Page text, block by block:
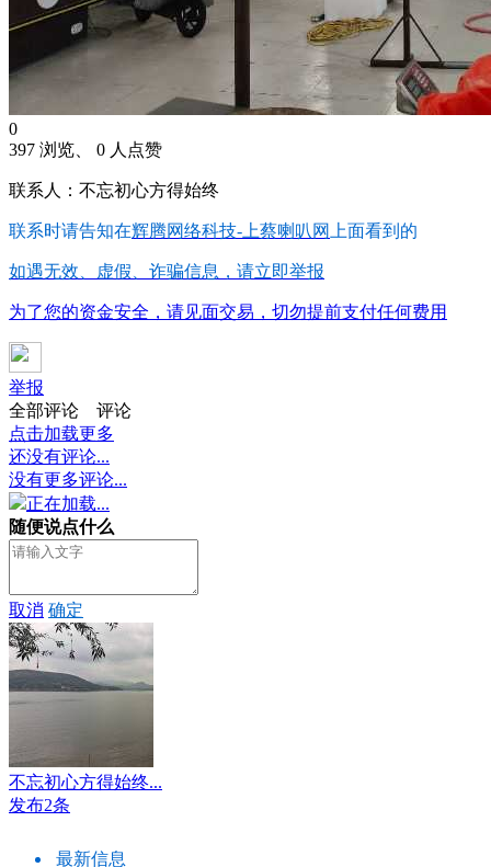
0
397 浏览、 0 人点赞
联系人：不忘初心方得始终
联系时请告知在辉腾网络科技-上蔡喇叭网 上面看到的
如遇无效、虚假、诈骗信息，请立即举报
为了您的资金安全，请见面交易，切勿提前支付任何费用
举报
全部评论
评论
点击加载更多
还没有评论...
没有更多评论...
正在加载...
随便说点什么
取消 确定
不忘初心方得始终...
发布2条
最新信息